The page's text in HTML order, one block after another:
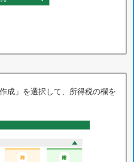
成」を選択して、所得税の欄を